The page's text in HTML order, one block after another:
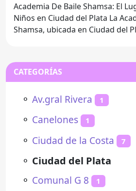
Academia De Baile Shamsa: El
Niños en Ciudad del Plata La Academia De Baile
Shamsa, ubicada en Ciudad del
CATEGORÍAS
⚬ Av.gral Rivera 1
⚬ Canelones 1
⚬ Ciudad de la Costa 7
⚬ Ciudad del Plata
⚬ Comunal G 8 1